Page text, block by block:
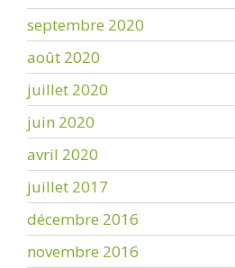
septembre 2020
août 2020
juillet 2020
juin 2020
avril 2020
juillet 2017
décembre 2016
novembre 2016